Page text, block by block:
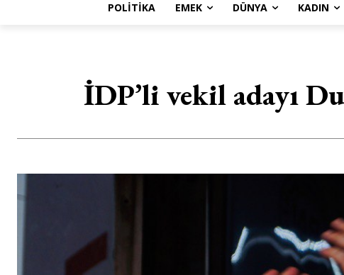
POLITIKA EMEK DÜNYA KADIN
İDP’li vekil adayı